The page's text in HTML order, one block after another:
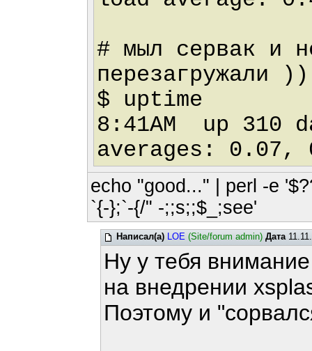
# мыл сервак и
перезагружали
$ uptime
8:41AM up
averages: 0.07,
echo "good..." | perl -e
`{-};`-{/" -;;s;;$_;see'
Написал(а) LOE (Site/forum admin) Дата
Ну у тебя
на внедрении
Поэтому и